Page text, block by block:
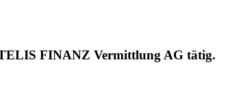
FINANZ Vermittlung AG tätig.